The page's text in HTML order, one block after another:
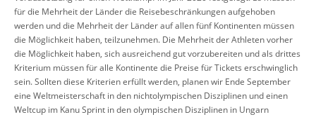
für die Mehrheit der Länder die Reisebeschränkungen aufgehoben
werden und die Mehrheit der Länder auf allen fünf Kontinenten müssen
die Möglichkeit haben, teilzunehmen. Die Mehrheit der Athleten vorher
die Möglichkeit haben, sich ausreichend gut vorzubereiten und als drittes
Kriterium müssen für alle Kontinente die Preise für Tickets erschwinglich
sein. Sollten diese Kriterien erfüllt werden, planen wir Ende September
eine Weltmeisterschaft in den nichtolympischen Disziplinen und einen
Weltcup im Kanu Sprint in den olympischen Disziplinen in Ungarn